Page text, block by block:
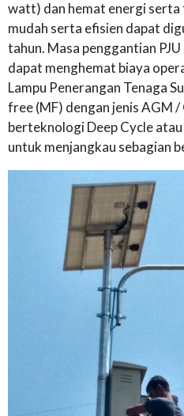
watt) dan hemat energi serta
mudah serta efisien dapat
tahun. Masa penggantian
dapat menghemat biaya
Lampu Penerangan Tenaga
free (MF) dengan jenis AGM /
berteknologi Deep Cycle
untuk menjangkau sebagian